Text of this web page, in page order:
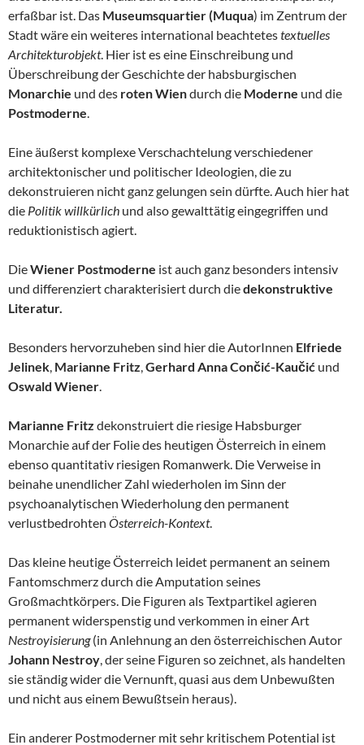
erfaßbar ist. Das Museumsquartier (Muqua) im Zentrum der
Stadt wäre ein weiteres international beachtetestextuelles
Architekturobjekt. Hier ist es eine Einschreibung und
Überschreibung der Geschichte der habsburgischen
Monarchie und des roten Wiendurch die Moderne und die
Postmoderne.
Eine äußerst komplexe Verschachtelung verschiedener
architektonischer und politischer Ideologien, die zu
dekonstruieren nicht ganz gelungen sein dürfte. Auch hier hat
die Politik willkürlich und also gewalttätig eingegriffen und
reduktionistisch agiert.
DieWiener Postmoderne ist auch ganz besonders intensiv
und differenziert charakterisiert durch diedekonstruktive
Literatur.
Besonders hervorzuheben sind hier die AutorInnen Elfriede
Jelinek, Marianne Fritz,Gerhard Anna Cončić-Kaučić und
Oswald Wiener.
Marianne Fritz dekonstruiert die riesige Habsburger
Monarchie auf der Folie des heutigen Österreich in einem
ebenso quantitativ riesigen Romanwerk. Die Verweise in
beinahe unendlicher Zahl wiederholen im Sinn der
psychoanalytischen Wiederholung den permanent
verlustbedrohten Österreich-Kontext.
Das kleine heutige Österreich leidet permanent an seinem
Fantomschmerz durch die Amputation seines
Großmachtkörpers. Die Figuren als Textpartikel agieren
permanent widerspenstig und verkommen in einer Art
Nestroyisierung(in Anlehnung an den österreichischen Autor
Johann Nestroy, der seine Figuren so zeichnet, als handelten
sie ständig wider die Vernunft, quasi aus dem Unbewußten
und nicht aus einem Bewußtsein heraus).
Ein anderer Postmoderner mit sehr kritischem Potential ist